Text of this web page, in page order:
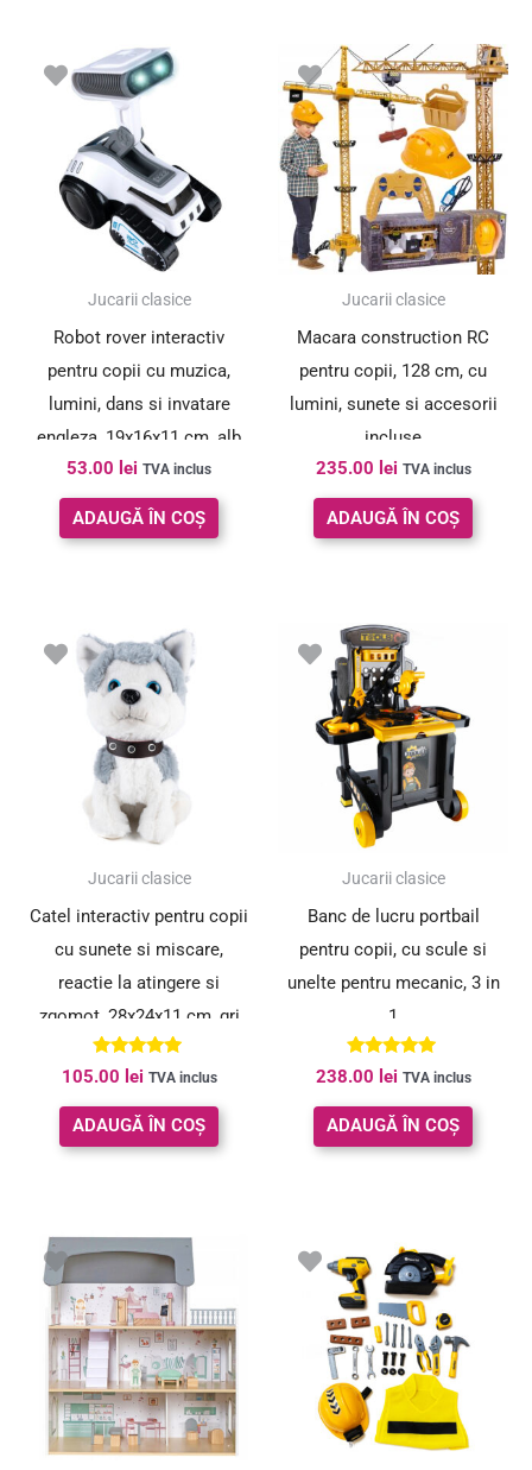
Jucarii clasice
Robot rover interactiv
pentru copii cu muzica,
lumini, dans si invatare
engleza, 19x16x11 cm, alb
53.00 lei TVA inclus
ADAUGĂ ÎN COȘ
Jucarii clasice
Macara construction RC
pentru copii, 128 cm, cu
lumini, sunete si accesorii
incluse
235.00 lei TVA inclus
ADAUGĂ ÎN COȘ
Jucarii clasice
Catel interactiv pentru copii
cu sunete si miscare,
reactie la atingere si
zgomot, 28x24x11 cm, gri
Evaluat la
5.00
din 5
105.00 lei TVA inclus
ADAUGĂ ÎN COȘ
Jucarii clasice
Banc de lucru portbail
pentru copii, cu scule si
unelte pentru mecanic, 3 in
1
Evaluat la
5.00
din 5
238.00 lei TVA inclus
ADAUGĂ ÎN COȘ